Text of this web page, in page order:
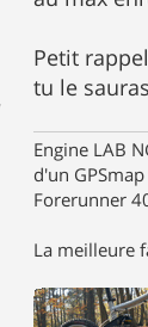
e
Petit
tu le
Engine LAB
d'un GPSmap
Forerunner
La meilleure